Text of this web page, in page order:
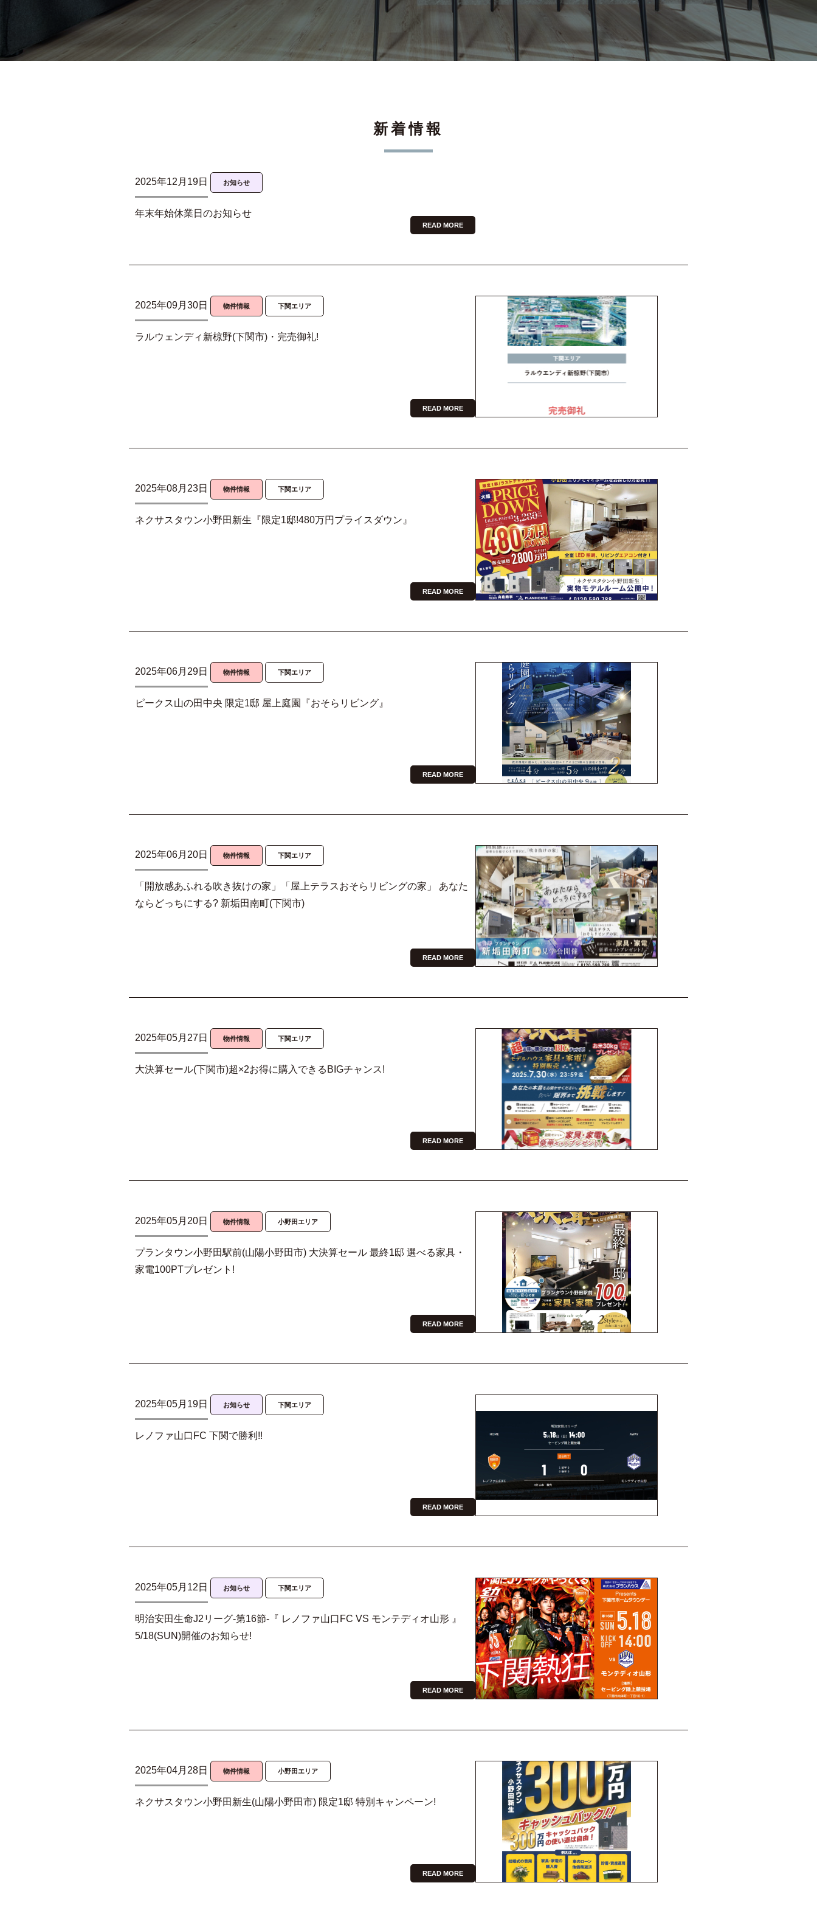
新着情報
2025年12月19日 お知らせ
年末年始休業日のお知らせ
READ MORE
2025年09月30日 物件情報 下関エリア
ラルウェンディ新椋野(下関市)・完売御礼!
READ MORE
2025年08月23日 物件情報 下関エリア
ネクサスタウン小野田新生『限定1邸!480万円プライスダウン』
READ MORE
2025年06月29日 物件情報 下関エリア
ピークス山の田中央 限定1邸 屋上庭園『おそらリビング』
READ MORE
2025年06月20日 物件情報 下関エリア
「開放感あふれる吹き抜けの家」「屋上テラスおそらリビングの家」 あなた
ならどっちにする? 新垢田南町(下関市)
READ MORE
2025年05月27日 物件情報 下関エリア
大決算セール(下関市)超×2お得に購入できるBIGチャンス!
READ MORE
2025年05月20日 物件情報 小野田エリア
プランタウン小野田駅前(山陽小野田市) 大決算セール 最終1邸 選べる家具・
家電100PTプレゼント!
READ MORE
2025年05月19日 お知らせ 下関エリア
レノファ山口FC 下関で勝利!!
READ MORE
2025年05月12日 お知らせ 下関エリア
明治安田生命J2リーグ-第16節-『 レノファ山口FC VS モンテディオ山形 』
5/18(SUN)開催のお知らせ!
READ MORE
2025年04月28日 物件情報 小野田エリア
ネクサスタウン小野田新生(山陽小野田市) 限定1邸 特別キャンペーン!
READ MORE